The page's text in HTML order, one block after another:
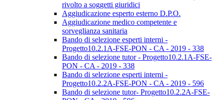
rivolto a soggetti giuridici
Aggiudicazione esperto esterno D.P.O.
Aggiudicazione medico competente e
sorveglianza sanitaria
Bando di selezione esperti interni -
Progetto10.2.1A-FSE-PON - CA - 2019 - 338
Bando di selezione tutor - Progetto10.2.1A-FSE-
PON - CA - 2019 - 338
Bando di selezione esperti interni -
Progetto10.2.2A-FSE-PON - CA - 2019 - 596
Bando di selezione tutor- Progetto10.2.2A-FSE-